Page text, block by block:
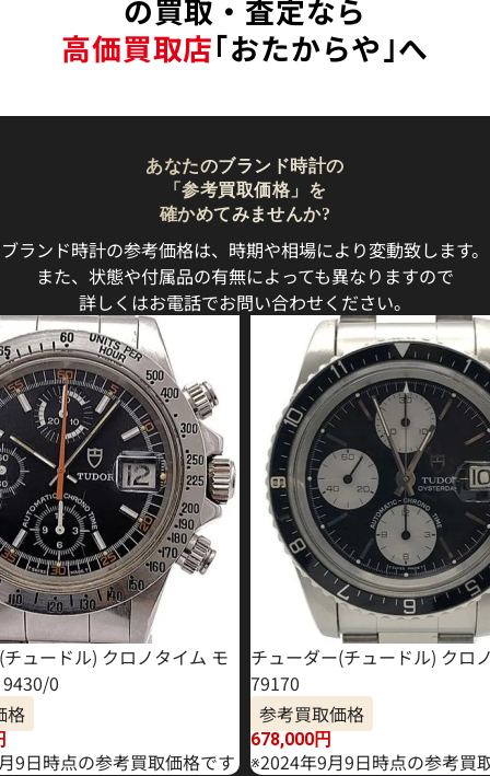
の買取・査定なら
高価買取店｢おたからや｣へ
あなたのブランド時計の
「参考買取価格」を
確かめてみませんか?
ブランド時計の参考価格は、時期や相場により変動致します。
また、状態や付属品の有無によっても異なりますので
詳しくはお電話でお問い合わせください。
ュードル) クロノタイム モ
0
格
9日時点の参考買取価格です
チューダー(チュードル) クロ
79170
参考買取価格
678,000円
※2024年9月9日時点の参考買